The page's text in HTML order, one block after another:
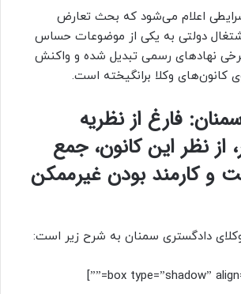
اعلام می‌شود که بحث تعارض
دولتی به یکی از موضوعات حساس
نهادهای رسمی تبدیل شده و واکنش
کانون‌های وکلا برانگیخته است.
فارغ از نظریه
از نظر این کانون، جمع
و کارمند بودن غیرممکن
دادگستری سمنان به شرح زیر است: